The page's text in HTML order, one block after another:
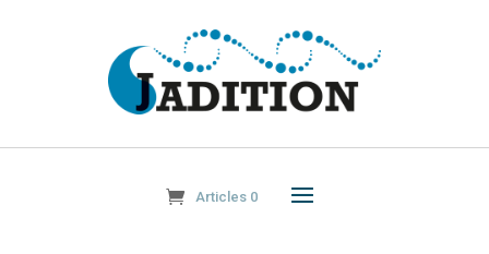
Articles 0